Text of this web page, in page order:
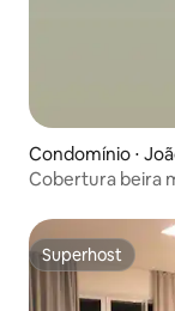
Condomínio ⋅
Cobertura beira
Superhost
Superhost